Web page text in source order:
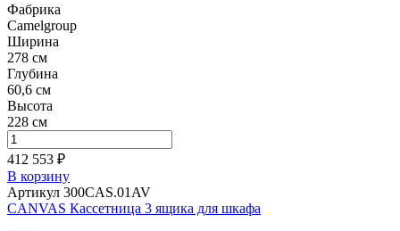
Фабрика
Camelgroup
Ширина
278 см
Глубина
60,6 см
Высота
228 см
412 553 ₽
В корзину
Артикул 300CAS.01AV
CANVAS Кассетница 3 ящика для шкафа